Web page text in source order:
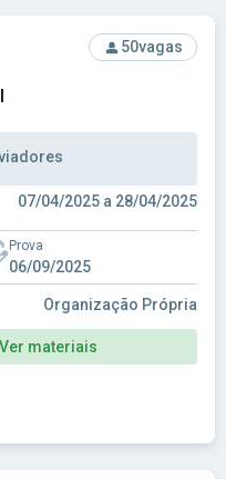
50vagas
07/04/2025 a 28/04/2025
Prova
06/09/2025
Organização Própria
Ver materiais